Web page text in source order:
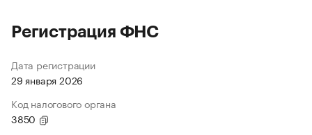
Регистрация ФНС
Дата регистрации
29 января 2026
Код налогового органа
3850